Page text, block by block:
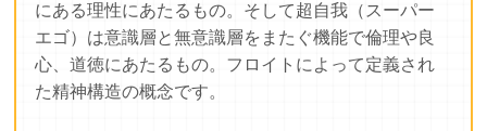
にある理性にあたるもの。そして超自我（スーパー
エゴ）は意識層と無意識層をまたぐ機能で倫理や良
心、道徳にあたるもの。フロイトによって定義され
た精神構造の概念です。